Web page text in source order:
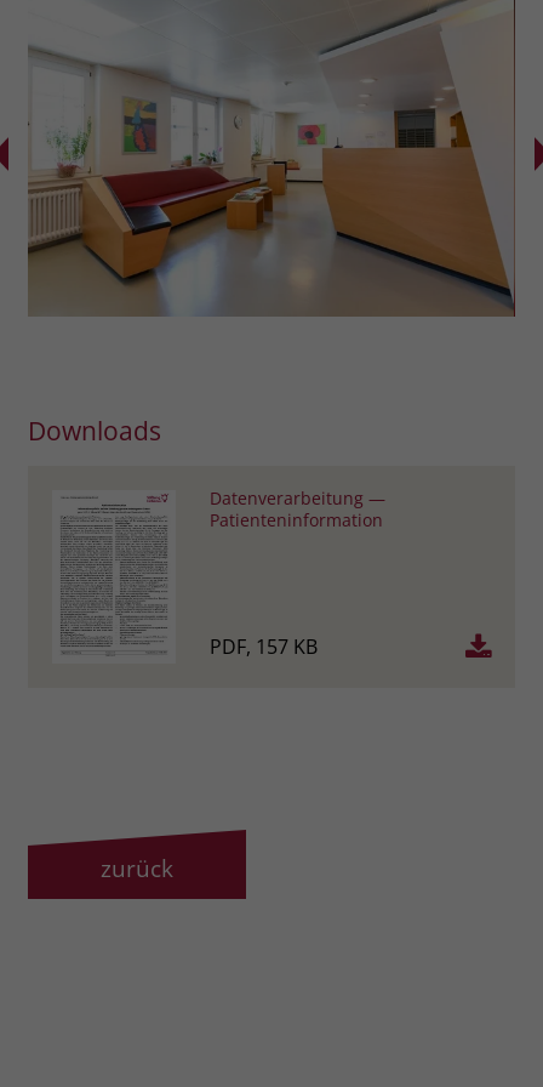
Downloads
Datenverarbeitung —
Patienteninformation
PDF, 157 KB
zurück
zeigen. Das _fbp-Cookie sammelt keine
persönlich identifizierbaren
Informationen und wird von Facebook
nur platziert, um Daten an das
Unternehmen zurückzusenden.